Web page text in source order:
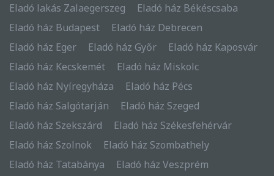
Eladó lakás Zalaegerszeg
Eladó ház Békéscsaba
Eladó ház Budapest
Eladó ház Debrecen
Eladó ház Eger
Eladó ház Győr
Eladó ház Kaposvár
Eladó ház Kecskemét
Eladó ház Miskolc
Eladó ház Nyíregyháza
Eladó ház Pécs
Eladó ház Salgótarján
Eladó ház Szeged
Eladó ház Szekszárd
Eladó ház Székesfehérvár
Eladó ház Szolnok
Eladó ház Szombathely
Eladó ház Tatabánya
Eladó ház Veszprém